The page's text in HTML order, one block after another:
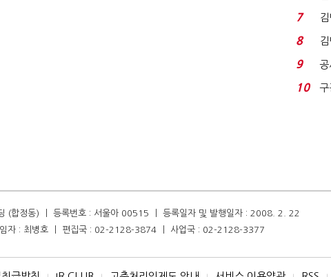
'1
7
8
9
공
10
구
(합정동) ㅣ 등록번호 : 서울아 00515 ㅣ 등록일자 및 발행일자 : 2008. 2. 22
임자 : 최병호 ㅣ 편집국 : 02-2128-3874 ㅣ 사업국 : 02-2128-3377